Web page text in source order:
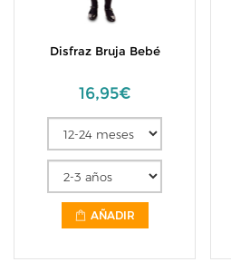
Disfraz Bruja Bebé
16,95€
AÑADIR